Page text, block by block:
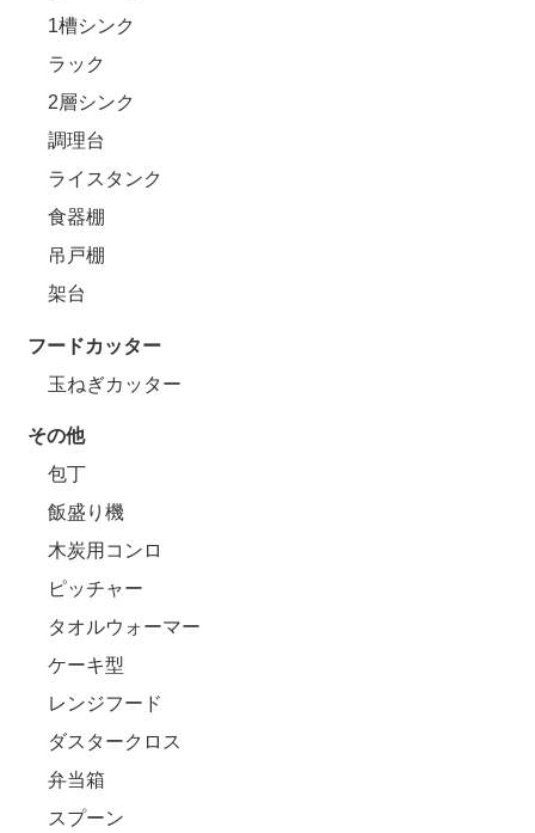
1槽シンク
ラック
2層シンク
調理台
ライスタンク
食器棚
吊戸棚
架台
フードカッター
玉ねぎカッター
その他
包丁
飯盛り機
木炭用コンロ
ピッチャー
タオルウォーマー
ケーキ型
レンジフード
ダスタークロス
弁当箱
スプーン